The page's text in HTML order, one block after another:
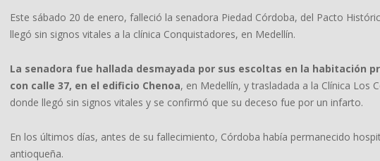
Este sábado 20 de enero, falleció la senadora Piedad Córdoba, del Pacto
llegó sin signos vitales a la clínica Conquistadores, en Medellín.
La senadora fue hallada desmayada por sus escoltas en la habitación
con calle 37, en el edificio Chenoa, en Medellín, y trasladada a la Clínica Los
donde llegó sin signos vitales y se confirmó que su deceso fue por un infarto.
En los últimos días, antes de su fallecimiento, Córdoba había permanecido
antioqueña.